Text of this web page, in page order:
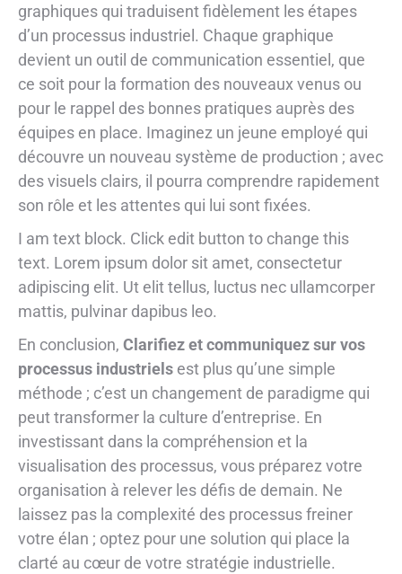
graphiques qui traduisent fidèlement les étapes
d’un processus industriel. Chaque graphique
devient un outil de communication essentiel, que
ce soit pour la formation des nouveaux venus ou
pour le rappel des bonnes pratiques auprès des
équipes en place. Imaginez un jeune employé qui
découvre un nouveau système de production ; avec
des visuels clairs, il pourra comprendre rapidement
son rôle et les attentes qui lui sont fixées.
I am text block. Click edit button to change this
text. Lorem ipsum dolor sit amet, consectetur
adipiscing elit. Ut elit tellus, luctus nec ullamcorper
mattis, pulvinar dapibus leo.
En conclusion, Clarifiez et communiquez sur vos
processus industriels est plus qu’une simple
méthode ; c’est un changement de paradigme qui
peut transformer la culture d’entreprise. En
investissant dans la compréhension et la
visualisation des processus, vous préparez votre
organisation à relever les défis de demain. Ne
laissez pas la complexité des processus freiner
votre élan ; optez pour une solution qui place la
clarté au cœur de votre stratégie industrielle.